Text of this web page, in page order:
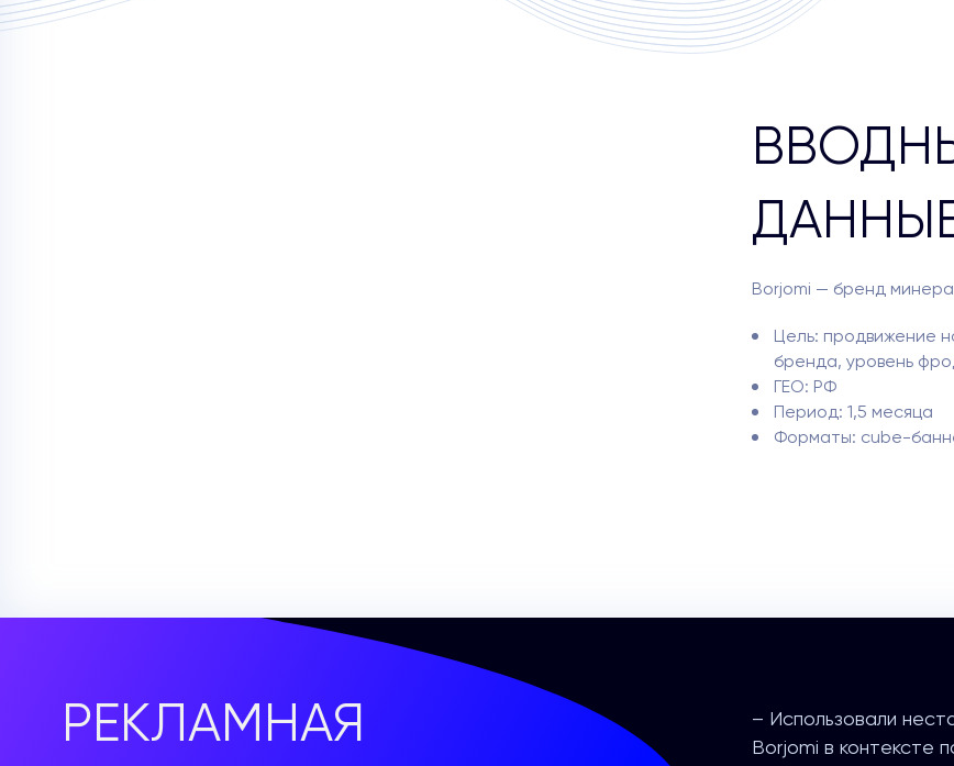
Borjomi — бренд
Цель: продвижение
бренда, уровень
ГЕО: РФ
Период: 1,5 месяца
Форматы: cube-
РЕКЛАМНАЯ
– Использовали
Borjomi в контексте